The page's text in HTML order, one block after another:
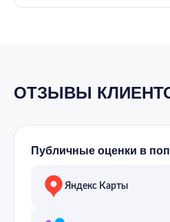
ОТЗЫВЫ
Публичные оценки в
Яндекс Карты